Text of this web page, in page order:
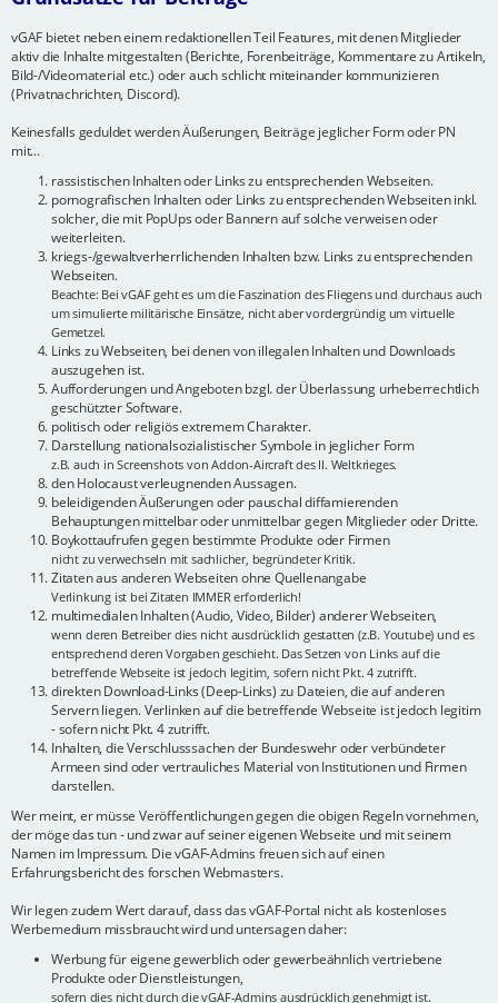
vGAF bietet neben einem redaktionellen Teil Features, mit denen Mitglieder
aktiv die Inhalte mitgestalten (Berichte, Forenbeiträge, Kommentare zu Artikeln,
Bild-/Videomaterial etc.) oder auch schlicht miteinander kommunizieren
(Privatnachrichten, Discord).
Keinesfalls geduldet werden Äußerungen, Beiträge jeglicher Form oder PN
mit...
rassistischen Inhalten oder Links zu entsprechenden Webseiten.
pornografischen Inhalten oder Links zu entsprechenden Webseiten inkl.
solcher, die mit PopUps oder Bannern auf solche verweisen oder
weiterleiten.
kriegs-/gewaltverherrlichenden Inhalten bzw. Links zu entsprechenden
Webseiten.
Beachte: Bei vGAF geht es um die Faszination des Fliegens und durchaus auch
um simulierte militärische Einsätze, nicht aber vordergründig um virtuelle
Gemetzel.
Links zu Webseiten, bei denen von illegalen Inhalten und Downloads
auszugehen ist.
Aufforderungen und Angeboten bzgl. der Überlassung urheberrechtlich
geschützter Software.
politisch oder religiös extremem Charakter.
Darstellung nationalsozialistischer Symbole in jeglicher Form
z.B. auch in Screenshots von Addon-Aircraft des II. Weltkrieges.
den Holocaust verleugnenden Aussagen.
beleidigenden Äußerungen oder pauschal diffamierenden
Behauptungen mittelbar oder unmittelbar gegen Mitglieder oder Dritte.
Boykottaufrufen gegen bestimmte Produkte oder Firmen
nicht zu verwechseln mit sachlicher, begründeter Kritik.
Zitaten aus anderen Webseiten ohne Quellenangabe
Verlinkung ist bei Zitaten IMMER erforderlich!
multimedialen Inhalten (Audio, Video, Bilder) anderer Webseiten,
wenn deren Betreiber dies nicht ausdrücklich gestatten (z.B. Youtube) und es
entsprechend deren Vorgaben geschieht. Das Setzen von Links auf die
betreffende Webseite ist jedoch legitim, sofern nicht Pkt. 4 zutrifft.
direkten Download-Links (Deep-Links) zu Dateien, die auf anderen
Servern liegen. Verlinken auf die betreffende Webseite ist jedoch legitim
- sofern nicht Pkt. 4 zutrifft.
Inhalten, die Verschlusssachen der Bundeswehr oder verbündeter
Armeen sind oder vertrauliches Material von Institutionen und Firmen
darstellen.
Wer meint, er müsse Veröffentlichungen gegen die obigen Regeln vornehmen,
der möge das tun - und zwar auf seiner eigenen Webseite und mit seinem
Namen im Impressum. Die vGAF-Admins freuen sich auf einen
Erfahrungsbericht des forschen Webmasters.
Wir legen zudem Wert darauf, dass das vGAF-Portal nicht als kostenloses
Werbemedium missbraucht wird und untersagen daher:
Werbung für eigene gewerblich oder gewerbeähnlich vertriebene
Produkte oder Dienstleistungen,
sofern dies nicht durch die vGAF-Admins ausdrücklich genehmigt ist.